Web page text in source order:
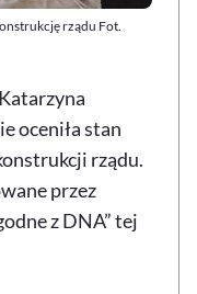
rządu Fot.
oceniła stan
rządu.
przez
z DNA” tej